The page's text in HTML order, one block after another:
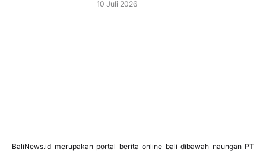
10 Juli 2026
BaliNews.id merupakan portal berita online bali dibawah naungan PT